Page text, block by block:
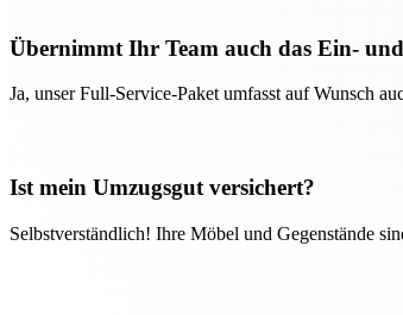
Übernimmt Ihr Team auch das Ein-
Ja, unser Full-Service-Paket umfasst auf Wunsch
Ist mein Umzugsgut versichert?
Selbstverständlich! Ihre Möbel und Gegenstände